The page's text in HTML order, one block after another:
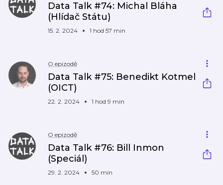
Data Talk #74: Michal Bláha
(Hlídač Státu)
15. 2. 2024 1 hod 57 min
O epizodě
Data Talk #75: Benedikt Kotmel
(OICT)
22. 2. 2024 1 hod 9 min
O epizodě
Data Talk #76: Bill Inmon
(Speciál)
29. 2. 2024 50 min